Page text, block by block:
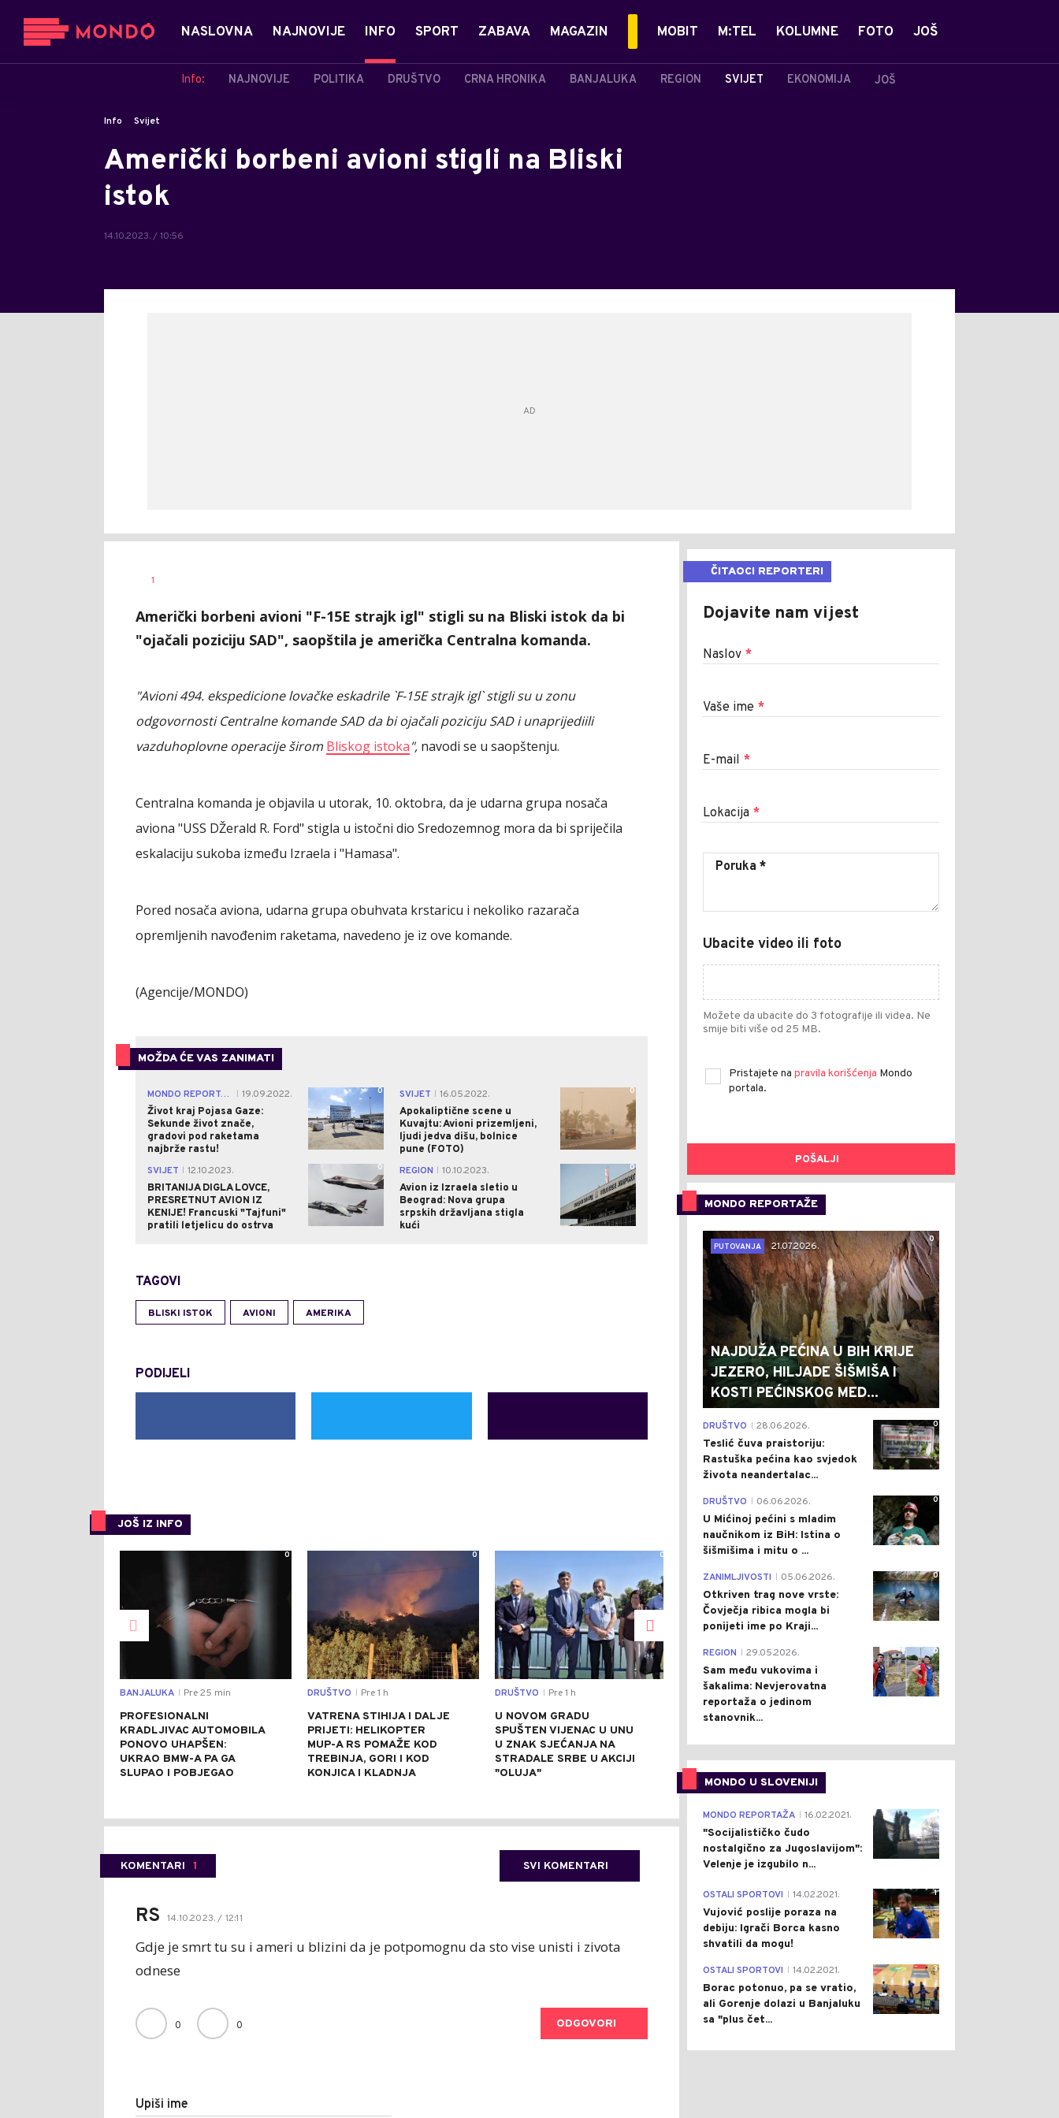
NASLOVNA NAJNOVIJE INFO
Info: NAJNOVIJE POLITIKA DRUŠTVO CRNA HRONIKA BANJALUKA REGION SVIJET EKONOMIJA JOŠ
SPORT ZABAVA MAGAZIN MOBIT M:TEL KOLUMNE FOTO JOŠ
Info Svijet
Američki borbeni avioni stigli na Bliski
istok
14.10.2023. / 10:56
AUTOR
1
Američki borbeni avioni "F-15E strajk igl" stigli su na Bliski istok da bi
"ojačali poziciju SAD", saopštila je američka Centralna komanda.
"Avioni 494. ekspedicione lovačke eskadrile `F-15E strajk igl` stigli su u zonu
odgovornosti Centralne komande SAD da bi ojačali poziciju SAD i unaprijediili
vazduhoplovne operacije širom Bliskog istoka", navodi se u saopštenju.
Centralna komanda je objavila u utorak, 10. oktobra, da je udarna grupa nosača
aviona "USS DŽerald R. Ford" stigla u istočni dio Sredozemnog mora da bi spriječila
eskalaciju sukoba između Izraela i "Hamasa".
Pored nosača aviona, udarna grupa obuhvata krstaricu i nekoliko razarača
opremljenih navođenim raketama, navedeno je iz ove komande.
(Agencije/MONDO)
MOŽDA ĆE VAS ZANIMATI
MONDO REPORTAŽA - IZRAEL
19.09.2022.
Život kraj Pojasa Gaze:
Sekunde život znače,
gradovi pod raketama
najbrže rastu!
0 SVIJET
16.05.2022.
Apokaliptične scene u
Kuvajtu: Avioni prizemljeni,
ljudi jedva dišu, bolnice
pune (FOTO)
0
SVIJET
12.10.2023.
BRITANIJA DIGLA LOVCE,
PRESRETNUT AVION IZ
KENIJE! Francuski "Tajfuni"
pratili letjelicu do ostrva
0 REGION
10.10.2023.
Avion iz Izraela sletio u
Beograd: Nova grupa
srpskih državljana stigla
kući
0
TAGOVI
BLISKI ISTOK AVIONI AMERIKA
PODIJELI
JOŠ IZ INFO
0
BANJALUKA Pre 25 min
PROFESIONALNI
KRADLJIVAC AUTOMOBILA
PONOVO UHAPŠEN:
UKRAO BMW-A PA GA
SLUPAO I POBJEGAO
0
DRUŠTVO Pre 1 h
VATRENA STIHIJA I DALJE
PRIJETI: HELIKOPTER
MUP-A RS POMAŽE KOD
TREBINJA, GORI I KOD
KONJICA I KLADNJA
0
DRUŠTVO Pre 1 h
U NOVOM GRADU
SPUŠTEN VIJENAC U UNU
U ZNAK SJEĆANJA NA
STRADALE SRBE U AKCIJI
"OLUJA"
POLITIKA Pre 1 h
SNSD I PSS KAŽNJENI
KAMPANJE: ZLOUPOTREBA
DJECE I JAVNIH
SREDSTAVA
CRNA HRONIKA
U BANJALUCI HAPŠENJA
ZBOG KRAĐE I
KOMENTARI 1 SVI KOMENTARI
RS 14.10.2023. / 12:11
Gdje je smrt tu su i ameri u blizini da je potpomognu da sto vise unisti i zivota
odnese
0 0 ODGOVORI
Upiši ime
ČITAOCI REPORTERI
Dojavite nam vijest
Naslov *
Vaše ime *
E-mail *
Lokacija *
Ubacite video ili foto
Možete da ubacite do 3 fotografije ili videa. Ne
smije biti više od 25 MB.
Pristajete na pravila korišćenja Mondo
portala.
POŠALJI
MONDO REPORTAŽE
0
PUTOVANJA
21.07.2026.
NAJDUŽA PEĆINA U BIH KRIJE
JEZERO, HILJADE ŠIŠMIŠA I
KOSTI PEĆINSKOG MED...
0
DRUŠTVO 28.06.2026.
Teslić čuva praistoriju:
Rastuška pećina kao svjedok
života neandertalac...
0
DRUŠTVO 06.06.2026.
U Mićinoj pećini s mladim
naučnikom iz BiH: Istina o
šišmišima i mitu o ...
0
ZANIMLJIVOSTI 05.06.2026.
Otkriven trag nove vrste:
Čovječja ribica mogla bi
ponijeti ime po Kraji...
0
REGION 29.05.2026.
Sam među vukovima i
šakalima: Nevjerovatna
reportaža o jedinom
stanovnik...
MONDO U SLOVENIJI
4
MONDO REPORTAŽA 16.02.2021.
"Socijalističko čudo
nostalgično za Jugoslavijom":
Velenje je izgubilo n...
1
OSTALI SPORTOVI 14.02.2021.
Vujović poslije poraza na
debiju: Igrači Borca kasno
shvatili da mogu!
3
OSTALI SPORTOVI 14.02.2021.
Borac potonuo, pa se vratio,
ali Gorenje dolazi u Banjaluku
sa "plus čet...